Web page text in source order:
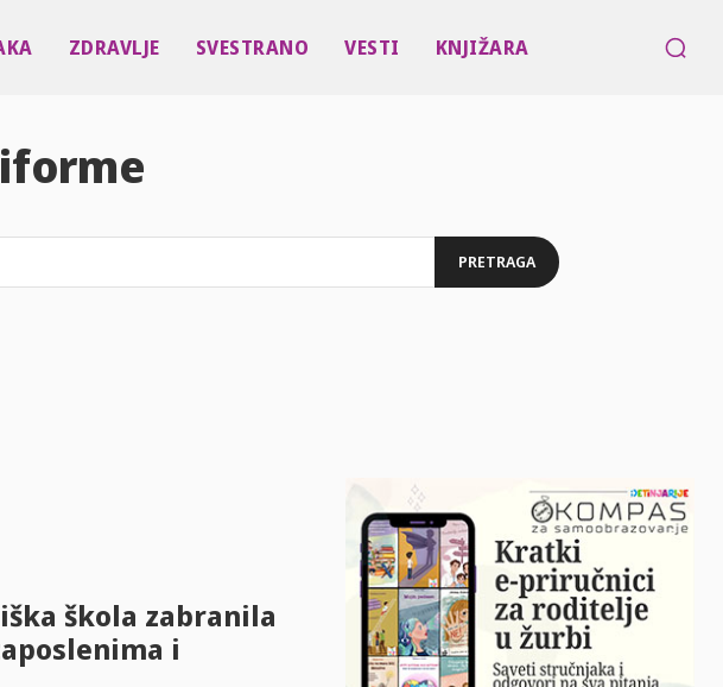
ZDRAVLJE SVESTRANO VESTI KNJIŽARA
PRETRAGA
škola zabranila
i